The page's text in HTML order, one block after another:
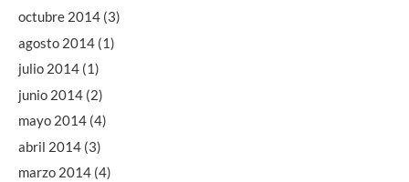
octubre 2014 (3)
agosto 2014 (1)
julio 2014 (1)
junio 2014 (2)
mayo 2014 (4)
abril 2014 (3)
marzo 2014 (4)